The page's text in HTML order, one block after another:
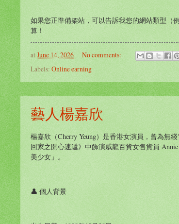
如果您正準備架站，可以告訴我您的網站類型（
算！
atJune 14, 2026
No comments:
Labels: Online earning
藝人楊嘉欣
楊嘉欣（Cherry Yeung）是香港女演員，曾為無
回家之開心速遞》中飾演威龍百貨女售貨員
美少女」。
👤 個人背景